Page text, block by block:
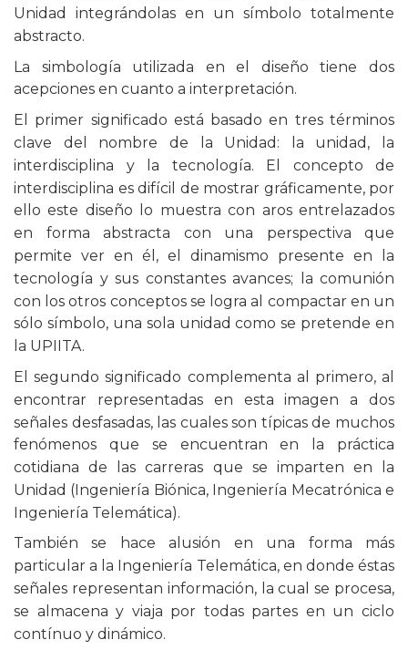
Unidad integrándolas en un símbolo totalmente
abstracto.
La simbología utilizada en el diseño tiene dos
acepciones en cuanto a interpretación.
El primer significado está basado en tres términos
clave del nombre de la Unidad: la unidad, la
interdisciplina y la tecnología. El concepto de
interdisciplina es difícil de mostrar gráficamente, por
ello este diseño lo muestra con aros entrelazados
en forma abstracta con una perspectiva que
permite ver en él, el dinamismo presente en la
tecnología y sus constantes avances; la comunión
con los otros conceptos se logra al compactar en un
sólo símbolo, una sola unidad como se pretende en
la UPIITA.
El segundo significado complementa al primero, al
encontrar representadas en esta imagen a dos
señales desfasadas, las cuales son típicas de muchos
fenómenos que se encuentran en la práctica
cotidiana de las carreras que se imparten en la
Unidad (Ingeniería Biónica, Ingeniería Mecatrónica e
Ingeniería Telemática).
También se hace alusión en una forma más
particular a la Ingeniería Telemática, en donde éstas
señales representan información, la cual se procesa,
se almacena y viaja por todas partes en un ciclo
contínuo y dinámico.